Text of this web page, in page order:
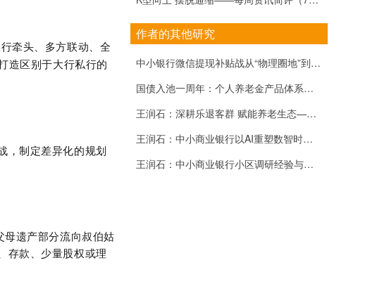
牵头、多方联动、全
造区别于大行私行的
，制定差异化的规划
母遗产部分流向叔伯姑
存款、少量股权或理
作者的其他研究
中小银行微信提现补贴战从“物理圈地”到“场景占心”
国债入池一周年：个人养老金产品体系完善与中小银行的差异化突围
王润石：深耕乐退客群 赋能养老生态——中小商业银行50+客群养老金融精细化运营策略
王润石：中小商业银行以AI重塑数智时代“她金融”的专业与温度
王润石：中小商业银行小区调研经验与邻里金融建设路径